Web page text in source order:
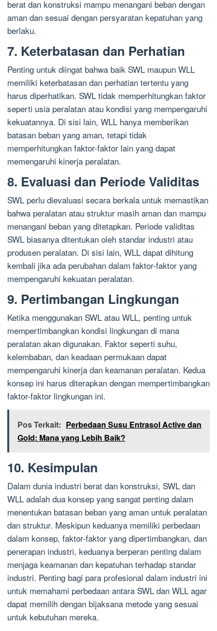
berat dan konstruksi mampu menangani beban dengan
aman dan sesuai dengan persyaratan kepatuhan yang
berlaku.
7. Keterbatasan dan Perhatian
Penting untuk diingat bahwa baik SWL maupun WLL
memiliki keterbatasan dan perhatian tertentu yang
harus diperhatikan. SWL tidak memperhitungkan faktor
seperti usia peralatan atau kondisi yang mempengaruhi
kekuatannya. Di sisi lain, WLL hanya memberikan
batasan beban yang aman, tetapi tidak
memperhitungkan faktor-faktor lain yang dapat
memengaruhi kinerja peralatan.
8. Evaluasi dan Periode Validitas
SWL perlu dievaluasi secara berkala untuk memastikan
bahwa peralatan atau struktur masih aman dan mampu
menangani beban yang ditetapkan. Periode validitas
SWL biasanya ditentukan oleh standar industri atau
produsen peralatan. Di sisi lain, WLL dapat dihitung
kembali jika ada perubahan dalam faktor-faktor yang
mempengaruhi kekuatan peralatan.
9. Pertimbangan Lingkungan
Ketika menggunakan SWL atau WLL, penting untuk
mempertimbangkan kondisi lingkungan di mana
peralatan akan digunakan. Faktor seperti suhu,
kelembaban, dan keadaan permukaan dapat
mempengaruhi kinerja dan keamanan peralatan. Kedua
konsep ini harus diterapkan dengan mempertimbangkan
faktor-faktor lingkungan ini.
Pos Terkait: Perbedaan Susu Entrasol Active dan
Gold: Mana yang Lebih Baik?
10. Kesimpulan
Dalam dunia industri berat dan konstruksi, SWL dan
WLL adalah dua konsep yang sangat penting dalam
menentukan batasan beban yang aman untuk peralatan
dan struktur. Meskipun keduanya memiliki perbedaan
dalam konsep, faktor-faktor yang dipertimbangkan, dan
penerapan industri, keduanya berperan penting dalam
menjaga keamanan dan kepatuhan terhadap standar
industri. Penting bagi para profesional dalam industri ini
untuk memahami perbedaan antara SWL dan WLL agar
dapat memilih dengan bijaksana metode yang sesuai
untuk kebutuhan mereka.